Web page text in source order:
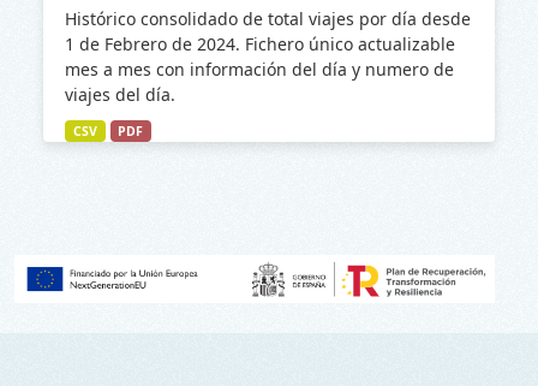
Histórico consolidado de total viajes por día desde
1 de Febrero de 2024. Fichero único actualizable
mes a mes con información del día y numero de
viajes del día.
CSV PDF